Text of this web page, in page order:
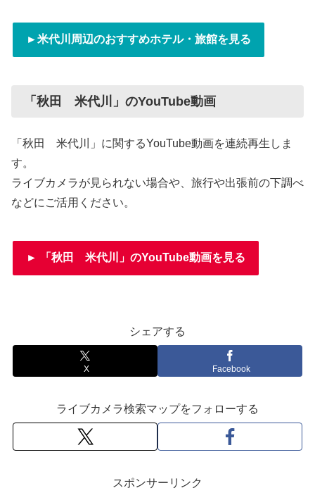
►米代川周辺のおすすめホテル・旅館を見る
「秋田 米代川」のYouTube動画
「秋田 米代川」に関するYouTube動画を連続再生しま
す。
ライブカメラが見られない場合や、旅行や出張前の下調べ
などにご活用ください。
► 「秋田 米代川」のYouTube動画を見る
シェアする
X Facebook
ライブカメラ検索マップをフォローする
スポンサーリンク